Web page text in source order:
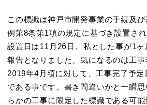
この標識は神戸市開発事業の手続及
例第8条第1項の規定に基づき設置さ
設置日は11月26日。私とした事が1ヶ
報告となりました。気になるのは工
2019年4月頃に対して、工事完了予
である事です。書き間違いかと一瞬
らかの工事に限定した標識である可能